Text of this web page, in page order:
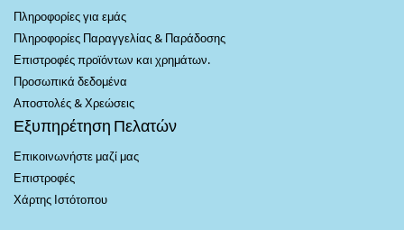
Πληροφορίες για εμάς
Πληροφορίες Παραγγελίας & Παράδοσης
Επιστροφές προϊόντων και χρημάτων.
Προσωπικά δεδομένα
Αποστολές & Χρεώσεις
Εξυπηρέτηση Πελατών
Επικοινωνήστε μαζί μας
Επιστροφές
Χάρτης Ιστότοπου